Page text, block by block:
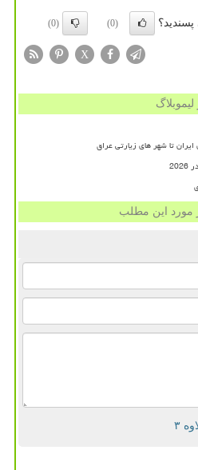
(0)
(0)
X
ایران تا شهر های زیارتی عراق
مورد این مطلب